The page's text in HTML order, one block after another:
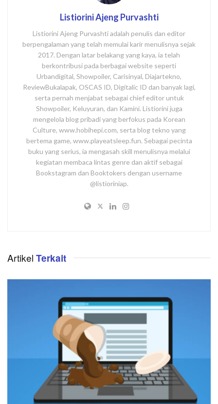
Listiorini Ajeng Purvashti
Listiorini Ajeng Purvashti adalah penulis dan editor
berpengalaman yang telah memulai karir menulisnya sejak
2017. Dengan latar belakang yang kaya, ia telah
berkontribusi pada berbagai website seperti
Urbandigital, Showpoiler, Carisinyal, Diajartekno,
ReviewBukalapak, OSCAS ID, Digitalic ID dan banyak lagi,
serta pernah menjabat sebagai chief editor untuk
Showpoiler, Keluyuran, dan Kamini. Listiorini juga
mengelola blog pribadi yang berfokus pada Korean
Culture, www.hobihepi.com, serta blog tekno yang
bertema game, www.playeatsleep.fun. Sebagai pecinta
buku yang serius, ia mengasah skill menulisnya melalui
kegiatan membaca lintas genre dan aktif sebagai
Bookstagram dan Booktokers dengan username
@listioriniap.
Artikel Terkait